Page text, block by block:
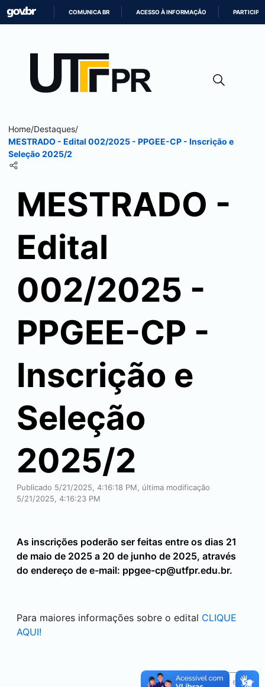
CONTEÚDO
COMUNICA BR ACESSO À INFORMAÇÃO PARTICIPE
Home/Destaques/
MESTRADO - Edital 002/2025 - PPGEE-CP - Inscrição e
Seleção 2025/2
MESTRADO -
Edital
002/2025 -
PPGEE-CP -
Inscrição e
Seleção
2025/2
Publicado 5/21/2025, 4:16:18 PM, última modificação
5/21/2025, 4:16:23 PM
As inscrições poderão ser feitas entre os dias 21
de maio de 2025 a 20 de junho de 2025, através
do endereço de e-mail: ppgee-cp@utfpr.edu.br.
Para maiores informações sobre o edital CLIQUE
AQUI!
Reportar erro